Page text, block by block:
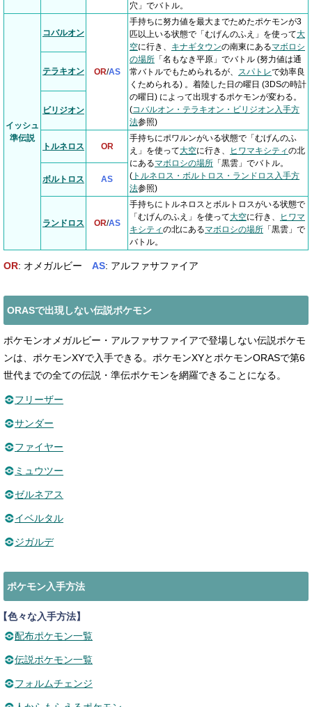
穴」でバトル。
イッシュ
準伝説
コバルオン
OR/AS
手持ちに努力値を最大までためたポケモンが3
匹以上いる状態で「むげんのふえ」を使って大
空に行き、 キナギタウンの南東にあるマボロシ
の場所 「名もなき平原」でバトル (努力値は通
常バトルでもためられるが、 スパトレで効率良
くためられる) 。着陸した日の曜日 (3DSの時計
の曜日) によって出現するポケモンが変わる。
(コバルオン・テラキオン・ビリジオン入手方
法参照)
テラキオン
ビリジオン
トルネロス OR
手持ちにポワルンがいる状態で「むげんのふ
え」を使って大空に行き、 ヒワマキシティの北
にあるマボロシの場所 「黒雲」でバトル。
( トルネロス・ボルトロス・ランドロス入手方
法参照)
ボルトロス AS
ランドロス OR/AS
手持ちにトルネロスとボルトロスがいる状態で
「むげんのふえ」を使って大空に行き、
ヒワマ
キシティの北にあるマボロシの場所 「黒雲」で
バトル。
OR: オメガルビー AS: アルファサファイア
ORASで出現しない伝説ポケモン
ポケモンオメガルビー・アルファサファイアで登場しない伝説ポケモ
ンは、ポケモンXYで入手できる。ポケモンXYとポケモンORASで第6
世代までの全ての伝説・準伝ポケモンを網羅できることになる。
フリーザー
サンダー
ファイヤー
ミュウツー
ゼルネアス
イベルタル
ジガルデ
ポケモン入手方法
色々な入手方法】
配布ポケモン一覧
伝説ポケモン一覧
フォルムチェンジ